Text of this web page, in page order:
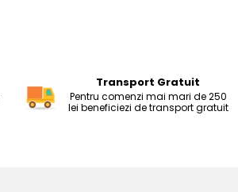
Transport Gratuit
Pentru comenzi mai mari de 250
lei beneficiezi de transport gratuit